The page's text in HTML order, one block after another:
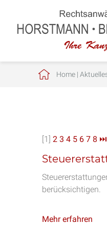
Home|
[1] 2 3 4 5 6 7 8 ⏭
berücksichtigen.
Mehr erfahren